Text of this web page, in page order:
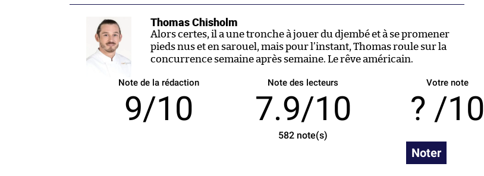
Thomas Chisholm
Alors certes, il a une tronche à jouer du djembé et à se promener
pieds nus et en sarouel, mais pour l’instant, Thomas roule sur la
concurrence semaine après semaine. Le rêve américain.
Note de la rédaction
9/10
Note des lecteurs
7.9/10
582 note(s)
Votre note
/10
Noter